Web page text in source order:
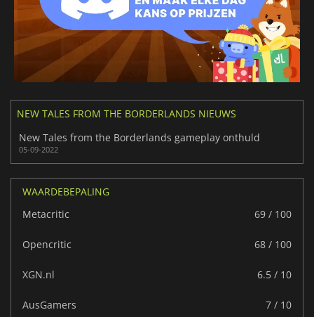
NEW TALES FROM THE BORDERLANDS NIEUWS
New Tales from the Borderlands gameplay onthuld
05-09-2022
WAARDEBEPALING
Metacritic
69 / 100
Opencritic 68 / 100
XGN.nl 6.5 / 10
AusGamers 7 / 10